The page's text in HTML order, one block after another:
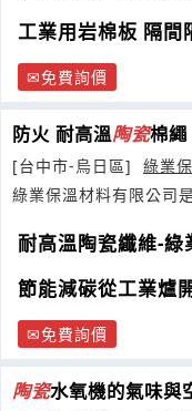
工業用岩棉板 隔間
免費詢價
防火 耐高溫陶瓷棉繩
[台中市-烏日區]
綠業
綠業保溫材料有限公司
耐高溫陶瓷纖維-綠
節能減碳從工業爐
免費詢價
陶瓷水氧機的氣味與